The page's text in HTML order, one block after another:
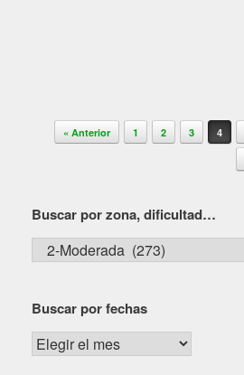
Navegador de artículos
« Anterior 1 2 3 4
Buscar por zona, dificultad…
Buscar
por
dificultad…
Buscar por fechas
Buscar
por